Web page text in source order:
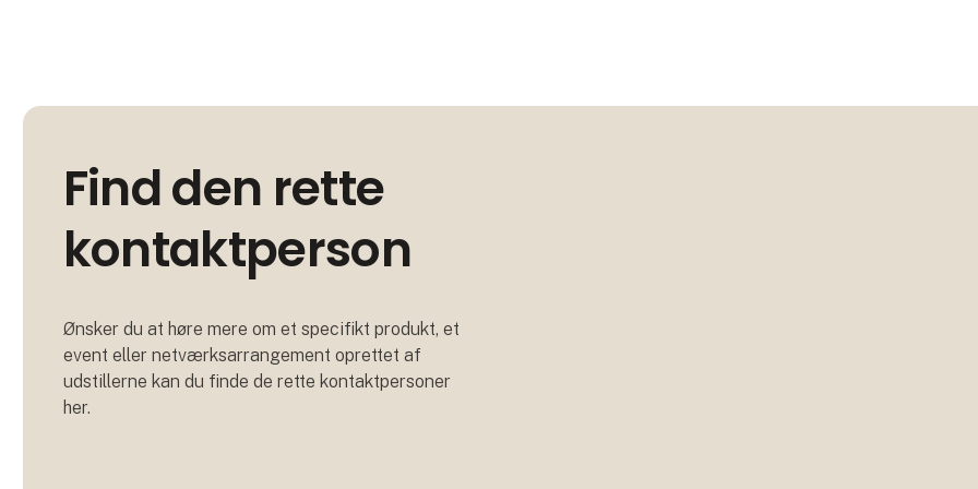
Find den rette
kontaktperson
Ønsker du at høre mere om et specifikt produkt, et
event eller netværksarrangement oprettet af
udstillerne kan du finde de rette kontaktpersoner
her.